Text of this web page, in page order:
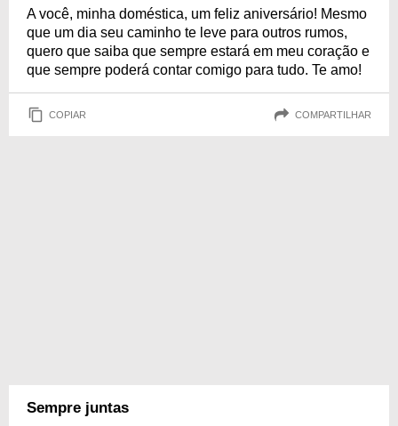
A você, minha doméstica, um feliz aniversário! Mesmo
que um dia seu caminho te leve para outros rumos,
quero que saiba que sempre estará em meu coração e
que sempre poderá contar comigo para tudo. Te amo!
COPIAR COMPARTILHAR
Sempre juntas